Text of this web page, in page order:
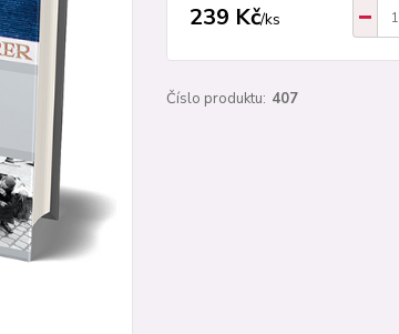
239 Kč/ks
Číslo produktu: 407